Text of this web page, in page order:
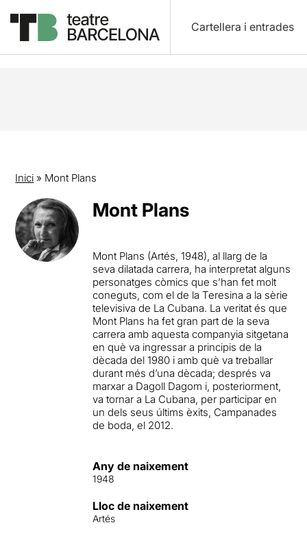
Cartellera i entrades
Inici » Mont Plans
Mont Plans
Mont Plans (Artés, 1948), al llarg de la
seva dilatada carrera, ha interpretat alguns
personatges còmics que s’han fet molt
coneguts, com el de la Teresina a la sèrie
televisiva de La Cubana. La veritat és que
Mont Plans ha fet gran part de la seva
carrera amb aquesta companyia sitgetana
en què va ingressar a principis de la
dècada del 1980 i amb què va treballar
durant més d’una dècada; després va
marxar a Dagoll Dagom i, posteriorment,
va tornar a La Cubana, per participar en
un dels seus últims èxits, Campanades
de boda, el 2012.
Any de naixement
1948
Lloc de naixement
Artés